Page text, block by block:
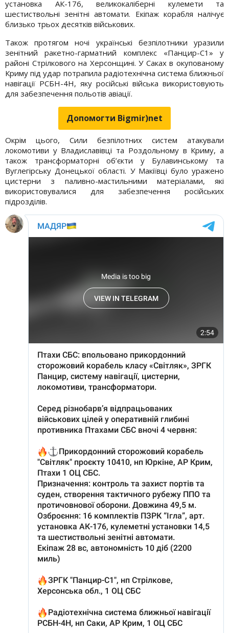
установка АК-176, великокаліберні кулемети та
шестиствольні зенітні автомати. Екіпаж корабля налічує
близько трьох десятків військових.
Також протягом ночі українські безпілотники уразили
зенітний ракетно-гарматний комплекс «Панцир-С1» у
районі Стрілкового на Херсонщині. У Саках в окупованому
Криму під удар потрапила радіотехнічна система ближньої
навігації РСБН-4Н, яку російські війська використовують
для забезпечення польотів авіації.
Допомогти Bigmir)net
Окрім цього, Сили безпілотних систем атакували
локомотиви у Владиславівці та Роздольному в Криму, а
також трансформаторні об’єкти у Булавинському та
Вуглегірську Донецької області. У Макіївці було уражено
цистерни з паливно-мастильними матеріалами, які
використовувалися для забезпечення російських
підрозділів.